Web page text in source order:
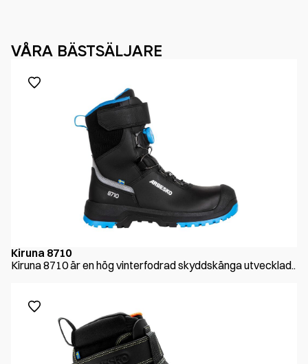
VÅRA BÄSTSÄLJARE
Kiruna 8710
Kiruna 8710 är en hög vinterfodrad skyddskänga utvecklad..